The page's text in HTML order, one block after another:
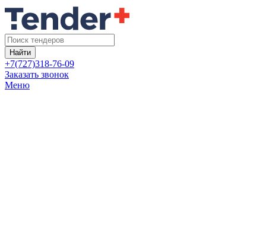
Найти
+7(727)318-76-09
Заказать звонок
Меню